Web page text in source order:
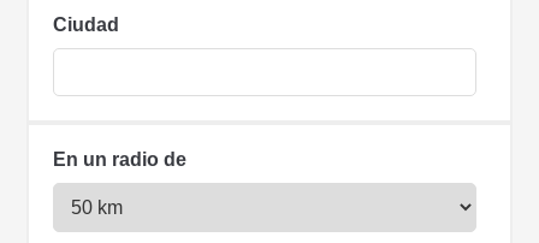
Ciudad
En un radio de